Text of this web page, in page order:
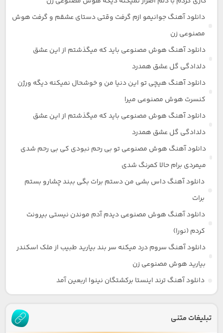
دانلود آهنگ جوانیمو ازم گرفت وقتی دستای عشقم و گرفت هوش
مصنوعی زن
دانلود آهنگ هوش مصنوعی باید که میگذشتم از این عشق
دلدادگی گل عشق همدرد
دانلود آهنگ هیچی تو این دنیا من و خوشحال نمیکنه دیگه ورژن
کنسرت هوش مصنوعی میرا
دانلود آهنگ هوش مصنوعی باید که میگذشتم از این عشق
دلدادگی گل عشق همدرد
دانلود آهنگ هوش مصنوعی تو بی رحم نبودی کی بی رحم شدی
میمردی برام حالا کمرنگ شدی
دانلود آهنگ داس بشی من دستم برات بگی ببند چشارو بستم
برات
دانلود آهنگ هوش مصنوعی دیدم آدم موندن نیستی بیرونت
کردم (نورا)
دانلود آهنگ سروم درد میکنه سر بند بیارید طبیب از ملک اسکندر
بیارید هوش مصنوعی زن
دانلود آهنگ ترند اینستا برکشتگان نینوا اربعین آمد
تبلیغات متنی